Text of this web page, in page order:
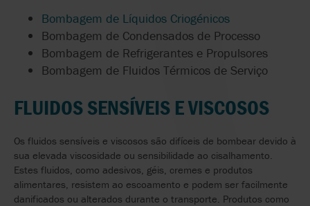
Bombagem de Líquidos Criogénicos
Bombagem de Condensados de Processo
Bombagem de Refrigerantes e Propulsores
Bombagem de Fluidos Térmicos de Serviço
FLUIDOS SENSÍVEIS E VISCOSOS
Os fluidos sensíveis e viscosos são difíceis de bombear devido à
sua elevada viscosidade ou sensibilidade ao cisalhamento.
Estes fluidos, como adesivos, géis, cremes e produtos
alimentares, resistem ao escoamento e podem ser facilmente
danificados ou alterados durante o transporte. Produtos como